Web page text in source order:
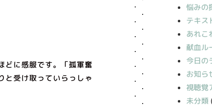
どに感服です。「孤軍奮
と受け取っていらっしゃ
悩みの
テキス
あれこ
献血ル
今日の
お知ら
視聴覚
未分類